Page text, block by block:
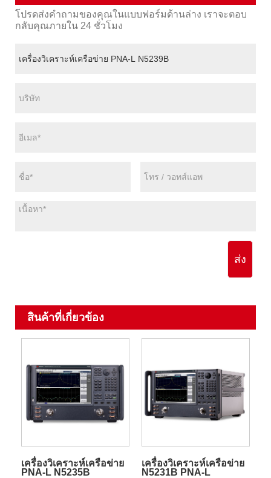
โปรดส่งคำถามของคุณในแบบฟอร์มด้านล่าง เราจะตอบ
กลับคุณภายใน 24 ชั่วโมง
ส่ง
สินค้าที่เกี่ยวข้อง
เครื่องวิเคราะห์เครือข่าย
PNA-L N5235B
เครื่องวิเคราะห์เครือข่าย
N5231B PNA-L